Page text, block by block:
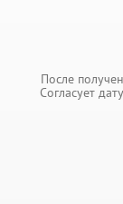
После
Согласует